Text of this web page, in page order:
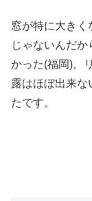
窓が特に大きく
じゃないんだ
かった(福岡)。
露はほぼ出来な
たです。